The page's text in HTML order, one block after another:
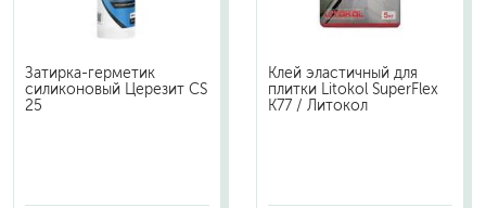
Затирка-герметик
силиконовый Церезит CS
25
Клей эластичный для
плитки Litokol SuperFlex
K77 / Литокол